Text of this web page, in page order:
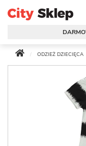
ODZIEŻ DZIECIĘCA